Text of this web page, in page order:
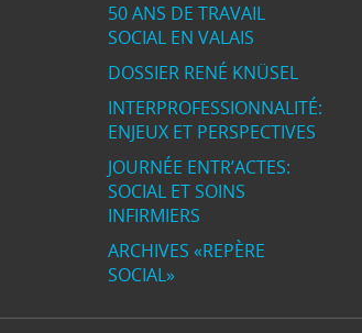
50 ANS DE TRAVAIL
SOCIAL EN VALAIS
DOSSIER RENÉ KNÜSEL
INTERPROFESSIONNALITÉ:
ENJEUX ET PERSPECTIVES
JOURNÉE ENTR’ACTES:
SOCIAL ET SOINS
INFIRMIERS
ARCHIVES «REPÈRE
SOCIAL»